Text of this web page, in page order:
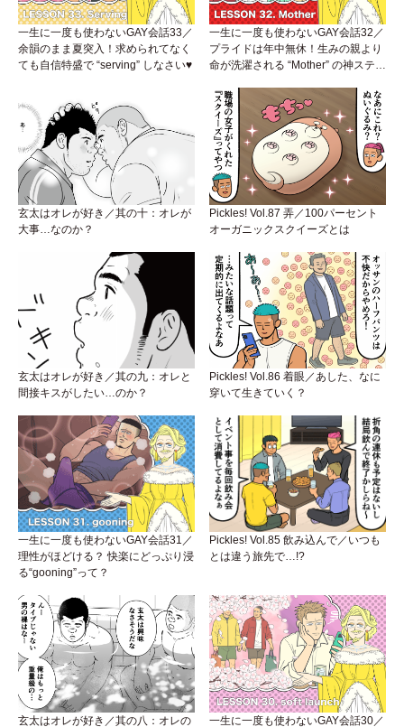
一生に一度も使わないGAY会話33／
余韻のまま夏突入！求められてなく
ても自信特盛で “serving” しなさい♥
一生に一度も使わないGAY会話32／
プライドは年中無休！生みの親より
命が洗濯される “Mother” の神ステー
玄太はオレが好き／其の十：オレが
大事…なのか？
Pickles! Vol.87 弄／100パーセント
オーガニックスクイーズとは
玄太はオレが好き／其の九：オレと
間接キスがしたい…のか？
Pickles! Vol.86 着眼／あした、なに
穿いて生きていく？
一生に一度も使わないGAY会話31／
理性がほどける？ 快楽にどっぷり浸
る“gooning”って？
Pickles! Vol.85 飲み込んで／いつも
とは違う旅先で…!?
玄太はオレが好き／其の八：オレの 一生に一度も使わないGAY会話30／